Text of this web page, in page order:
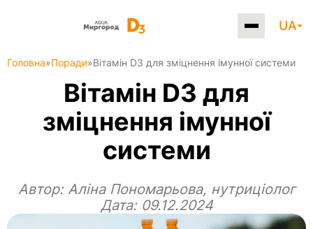
UA
Головна»Поради»Вітамін D3 для зміцнення імунної системи
Вітамін D3 для
зміцнення імунної
системи
Автор:Аліна Пономарьова, нутриціолог
Дата: 09.12.2024